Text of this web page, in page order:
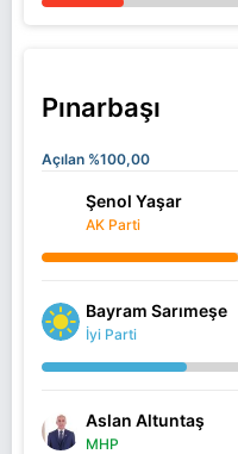
Pınarbaşı
Açılan %100,00
Şenol Yaşar
AK Parti
Bayram Sarımeşe
İyi Parti
Aslan Altuntaş
MHP